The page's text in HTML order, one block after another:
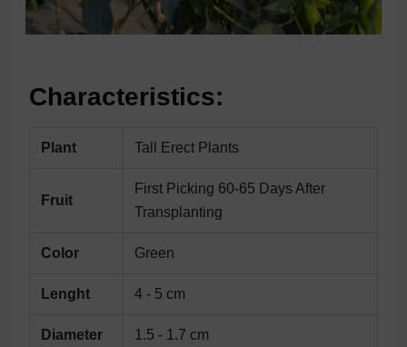
Characteristics:
Plant Tall Erect Plants
Fruit
First Picking 60-65 Days After
Transplanting
Color Green
Lenght 4 - 5 cm
Diameter 1.5 - 1.7 cm